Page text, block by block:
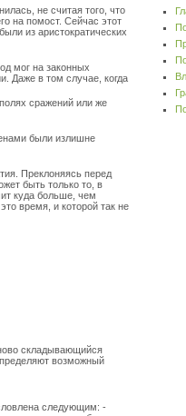
не считая того, что
на помост. Сейчас этот
из аристократических
мог на законных
Даже в том случае, когда
сражений или же
были излишне
Преклоняясь перед
быть только то, в
куда больше, чем
время, и которой так не
складывающийся
возможный
следующим: -